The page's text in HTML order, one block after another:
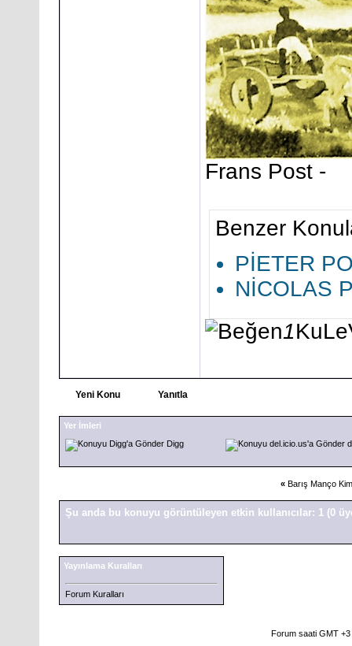
Frans Post -
Benzer
PİETER
NİCOLAS
1
Yeni Konu Yanıtla
Yer İmleri
Digg
« Barış Manço
Şu anda bu konuyu görüntüleyen etkin kullanıcılar: 1 (0
Yayınlama Kuralları
Forum Kuralları
Forum saati GMT